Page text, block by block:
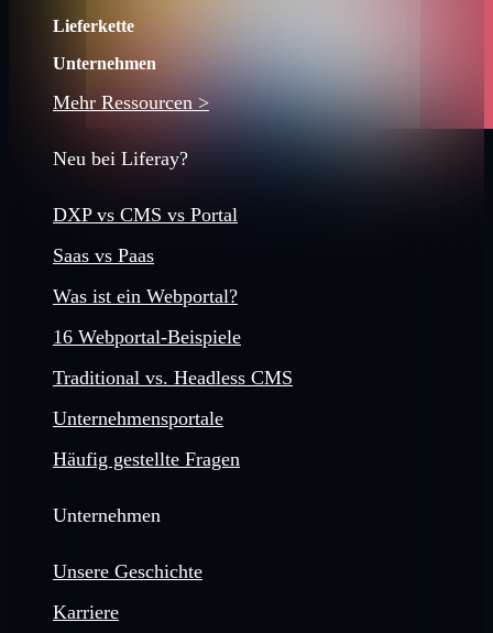
Lieferkette
Unternehmen
Mehr Ressourcen >
Neu bei Liferay?
DXP vs CMS vs Portal
Saas vs Paas
Was ist ein Webportal?
16 Webportal-Beispiele
Traditional vs. Headless CMS
Unternehmensportale
Häufig gestellte Fragen
Unternehmen
Unsere Geschichte
Karriere